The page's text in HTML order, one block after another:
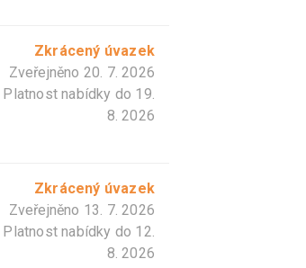
Zkrácený úvazek
Zveřejněno 20. 7. 2026
Platnost nabídky do 19.
8. 2026
Zkrácený úvazek
Zveřejněno 13. 7. 2026
Platnost nabídky do 12.
8. 2026